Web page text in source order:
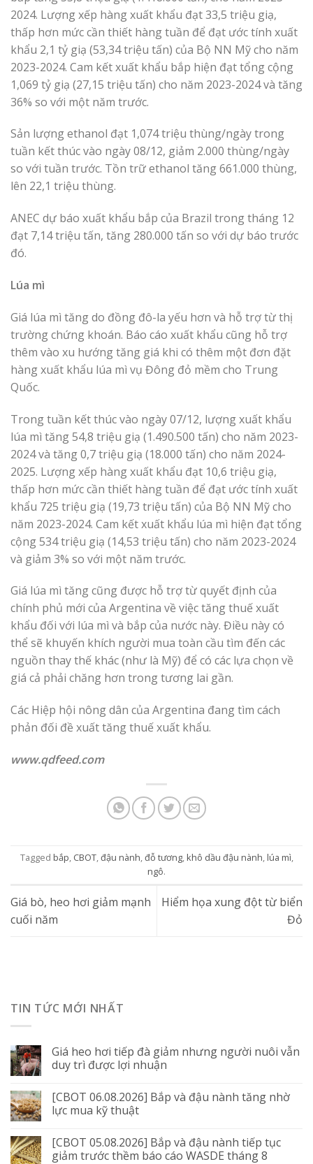
2024. Lượng xếp hàng xuất khẩu đạt 33,5 triệu giạ,
thấp hơn mức cần thiết hàng tuần để đạt ước tính xuất
khẩu 2,1 tỷ giạ (53,34 triệu tấn) của Bộ NN Mỹ cho năm
2023-2024. Cam kết xuất khẩu bắp hiện đạt tổng cộng
1,069 tỷ giạ (27,15 triệu tấn) cho năm 2023-2024 và tăng
36% so với một năm trước.
Sản lượng ethanol đạt 1,074 triệu thùng/ngày trong
tuần kết thúc vào ngày 08/12, giảm 2.000 thùng/ngày
so với tuần trước. Tồn trữ ethanol tăng 661.000 thùng,
lên 22,1 triệu thùng.
ANEC dự báo ​​xuất khẩu bắp của Brazil trong tháng 12
đạt 7,14 triệu tấn, tăng 280.000 tấn so với dự báo trước
đó.
Lúa mì
Giá lúa mì tăng do đồng đô-la yếu hơn và hỗ trợ từ thị
trường chứng khoán. Báo cáo xuất khẩu cũng hỗ trợ
thêm vào xu hướng tăng giá khi có thêm một đơn đặt
hàng xuất khẩu lúa mì vụ Đông đỏ mềm cho Trung
Quốc.
Trong tuần kết thúc vào ngày 07/12, lượng xuất khẩu
lúa mì tăng 54,8 triệu giạ (1.490.500 tấn) cho năm 2023-
2024 và tăng 0,7 triệu giạ (18.000 tấn) cho năm 2024-
2025. Lượng xếp hàng xuất khẩu đạt 10,6 triệu giạ,
thấp hơn mức cần thiết hàng tuần để đạt ước tính xuất
khẩu 725 triệu giạ (19,73 triệu tấn) của Bộ NN Mỹ cho
năm 2023-2024. Cam kết xuất khẩu lúa mì hiện đạt tổng
cộng 534 triệu giạ (14,53 triệu tấn) cho năm 2023-2024
và giảm 3% so với một năm trước.
Giá lúa mì tăng cũng được hỗ trợ từ quyết định của
chính phủ mới của Argentina về việc tăng thuế xuất
khẩu đối với lúa mì và bắp của nước này. Điều này có
thể sẽ khuyến khích người mua toàn cầu tìm đến các
nguồn thay thế khác (như là Mỹ) để có các lựa chọn về
giá cả phải chăng hơn trong tương lai gần.
Các Hiệp hội nông dân của Argentina đang tìm cách
phản đối đề xuất tăng thuế xuất khẩu.
www.qdfeed.com
Tagged bắp, CBOT,đậu nành,đỗ tương, khô dầu đậu nành, lúa mì,
ngô.
Giá bò, heo hơi giảm mạnh
cuối năm
Hiểm họa xung đột từ biển
Đỏ
TIN TỨC MỚI NHẤT
Giá heo hơi tiếp đà giảm nhưng người nuôi vẫn
duy trì được lợi nhuận
[CBOT 06.08.2026] Bắp và đậu nành tăng nhờ
lực mua kỹ thuật
[CBOT 05.08.2026] Bắp và đậu nành tiếp tục
giảm trước thềm báo cáo WASDE tháng 8